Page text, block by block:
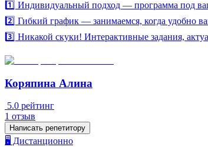
1️⃣ Индивидуальный подход — программа под
2️⃣ Гибкий график — занимаемся, когда удобно
3️⃣ Никакой скуки! Интерактивные задания,
Коряпина Алина
5.0 рейтинг
1 отзыв
Написать репетитору
🖥️ Дистанционно